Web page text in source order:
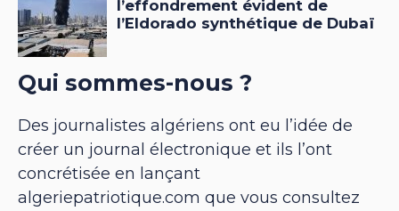
Qui sommes-nous ?
Des journalistes algériens ont eu l’idée de
créer un journal électronique et ils l’ont
concrétisée en lançant
algeriepatriotique.com que vous consultez